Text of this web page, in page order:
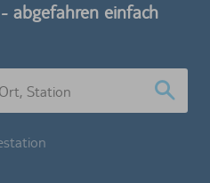
abgefahren einfach